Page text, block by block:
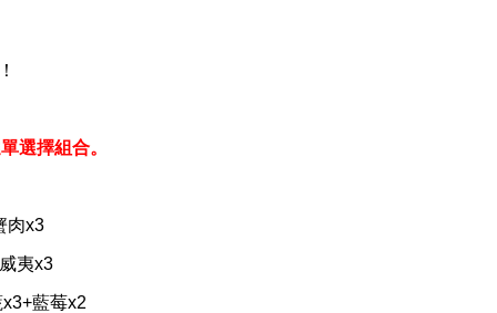
選擇組合。
肉x3
夷x3
藍莓x2